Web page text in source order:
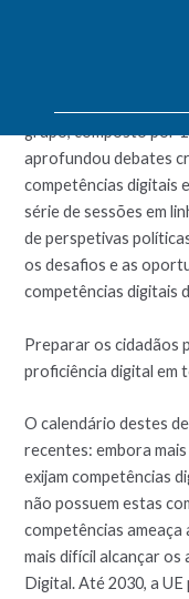
competências digitais
grupo, composto por
aprofundou debates
competências digitais
série de sessões em
de perspetivas
os desafios e as
competências digitais
Preparar os cidadãos
proficiência digital em
O calendário destes
recentes: embora
exijam competências
não possuem estas
competências
mais difícil alcançar
Digital. Até 2030, a